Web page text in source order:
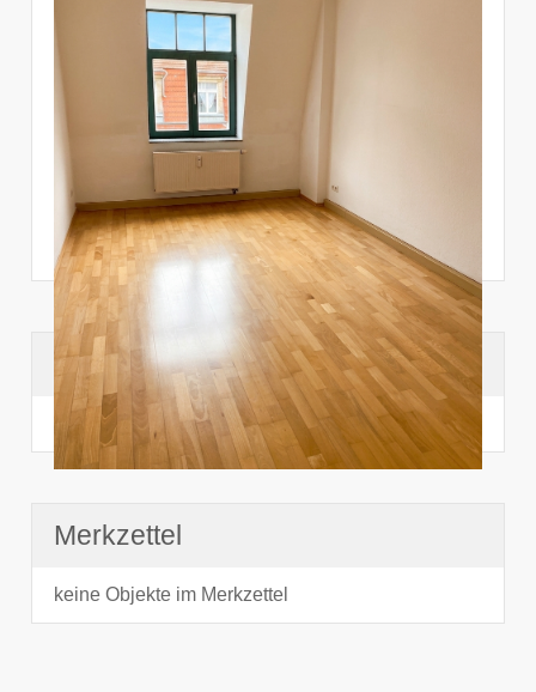
Suchhistorie
noch nichts angesehen
Merkzettel
keine Objekte im Merkzettel